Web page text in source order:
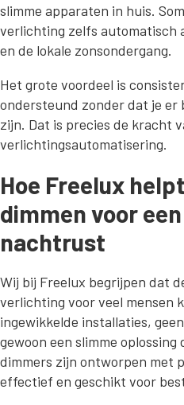
slimme apparaten in huis.
verlichting zelfs automatisch
en de lokale zonsondergang.
Het grote voordeel is
ondersteund zonder dat je er
zijn. Dat is precies de kracht
verlichtingsautomatisering.
Hoe Freelux
dimmen voor
nachtrust
Wij bij Freelux begrijpen dat
verlichting voor veel mensen
ingewikkelde installaties,
gewoon een slimme
dimmers zijn ontworpen met
effectief en geschikt voor